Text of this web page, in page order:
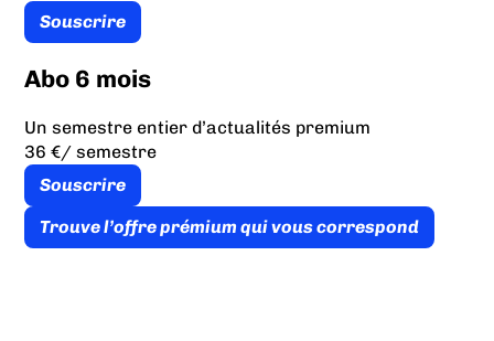
Souscrire
Abo 6 mois
Un semestre entier d’actualités premium
36 €/ semestre
Souscrire
Trouve l’offre prémium qui vous correspond